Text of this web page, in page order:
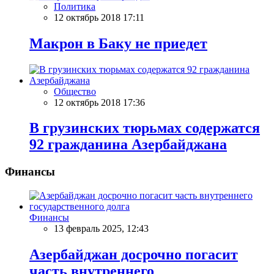
Политика
12 октябрь 2018 17:11
Макрон в Баку не приедет
Общество
12 октябрь 2018 17:36
В грузинских тюрьмах содержатся
92 гражданина Азербайджана
Финансы
Финансы
13 февраль 2025, 12:43
Азербайджан досрочно погасит